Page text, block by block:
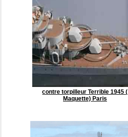
contre torpilleur Terrible 1945 (
Maquette) Paris